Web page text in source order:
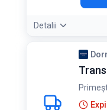
Detalii